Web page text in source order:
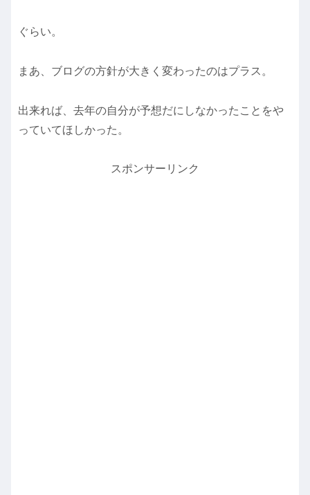
ぐらい。
まあ、ブログの方針が大きく変わったのはプラス。
出来れば、去年の自分が予想だにしなかったことをや
っていてほしかった。
スポンサーリンク